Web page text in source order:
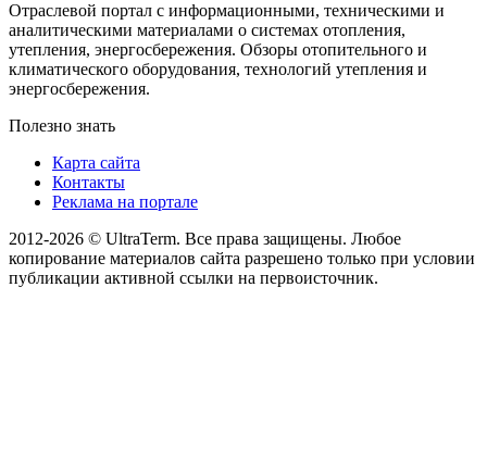
Отраслевой портал с информационными, техническими и
аналитическими материалами о системах отопления,
утепления, энергосбережения. Обзоры отопительного и
климатического оборудования, технологий утепления и
энергосбережения.
Полезно знать
Карта сайта
Контакты
Реклама на портале
2012-2026 © UltraTerm. Все права защищены. Любое
копирование материалов сайта разрешено только при условии
публикации активной ссылки на первоисточник.